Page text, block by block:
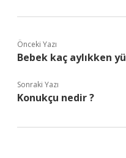
Önceki Yazı
Bebek kaç aylıkken
Sonraki Yazı
Konukçu nedir ?